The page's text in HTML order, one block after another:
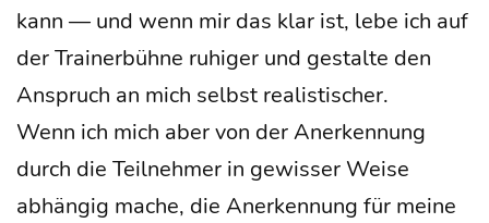
kann — und wenn mir das klar ist, lebe ich auf
der Trai­ner­büh­ne ruhi­ger und gestal­te den
Anspruch an mich selbst rea­lis­ti­scher.
Wenn ich mich aber von der Aner­ken­nung
durch die Teil­neh­mer in gewis­ser Wei­se
abhän­gig mache, die Aner­ken­nung für mei­ne